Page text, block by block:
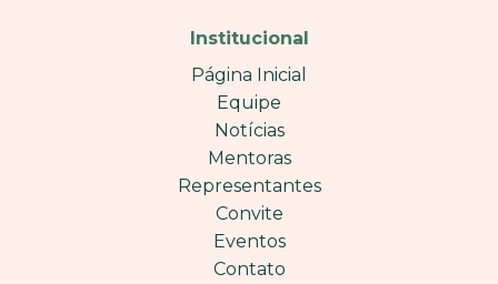
Institucional
Página Inicial
Equipe
Notícias
Mentoras
Representantes
Convite
Eventos
Contato